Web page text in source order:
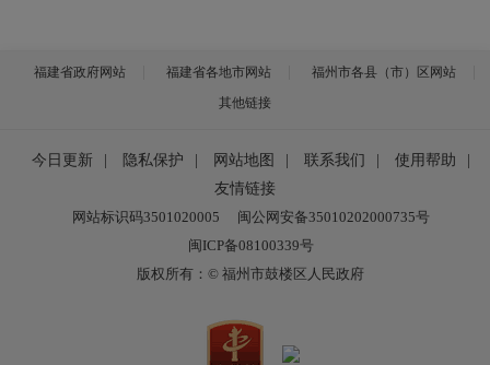
福建省政府网站 福建省各地市网站
福州市各县（市）区网站
其他链接
今日更新 隐私保护 网站地图 联系我们 使用帮助
友情链接
网站标识码3501020005
闽公网安备35010202000735号
闽ICP备08100339号
版权所有：© 福州市鼓楼区人民政府